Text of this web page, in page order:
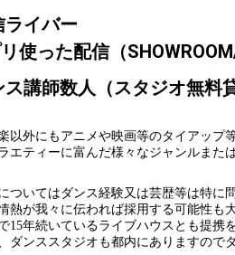
イバー
リ使った配信（
講師数人（スタジオ無料
以外にもアニメや映画等のタイアップ
エティーに富んだ様々なジャンルまた
ついてはダンス経験又は芸歴等は特に
熱が我々に伝われば採用する可能性も
15年続いているライブハウスとも提携
ダンススタジオも都内にありますので